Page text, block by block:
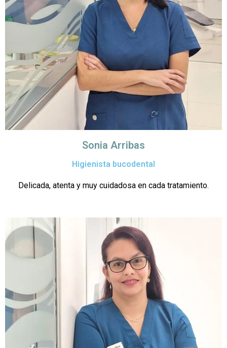
Sonia Arribas
Higienista bucodental
Delicada, atenta y muy cuidadosa en cada tratamiento.